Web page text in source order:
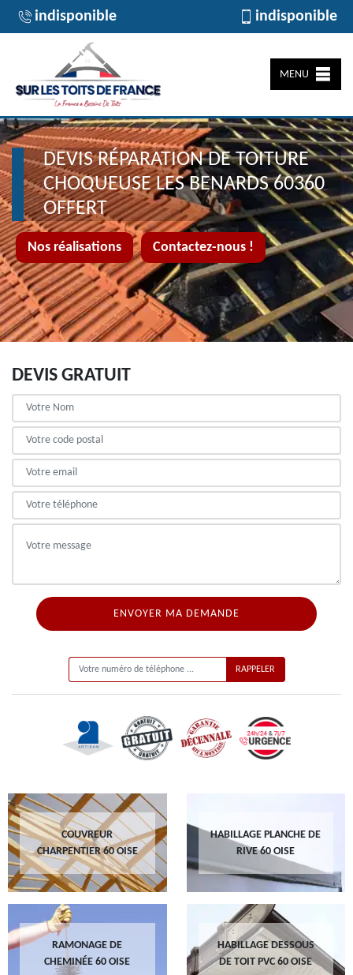
indisponible indisponible
MENU
Nos réalisations Contactez-nous !
DEVIS RÉPARATION DE TOITURE
CHOQUEUSE LES BENARDS 60360
OFFERT
DEVIS GRATUIT
COUVREUR
CHARPENTIER 60 OISE
HABILLAGE PLANCHE DE
RIVE 60 OISE
RAMONAGE DE
CHEMINÉE 60 OISE
HABILLAGE DESSOUS
DE TOIT PVC 60 OISE